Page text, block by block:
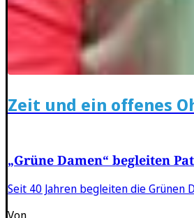
Zeit und ein offenes
„Grüne Damen“ begleiten
Seit 40 Jahren begleiten die Grünen